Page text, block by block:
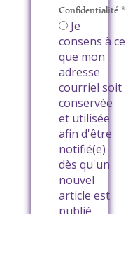
Confidentialité *
Je
consens à ce
que mon
adresse
courriel soit
conservée
et utilisée
afin d'être
notifié(e)
dès qu'un
nouvel
article est
publié.